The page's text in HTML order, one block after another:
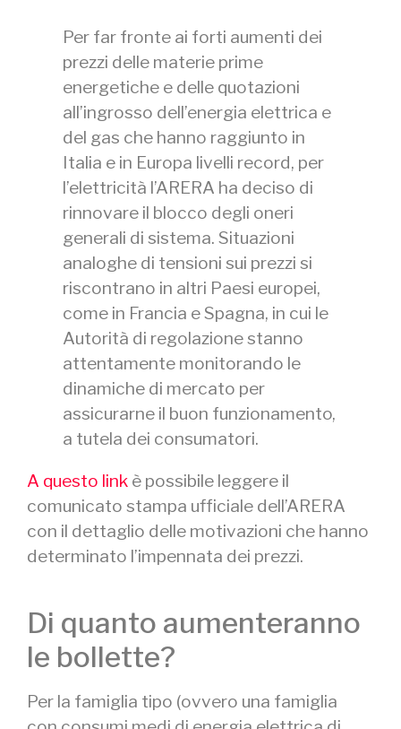
Per far fronte ai forti aumenti dei
prezzi delle materie prime
energetiche e delle quotazioni
all’ingrosso dell’energia elettrica e
del gas che hanno raggiunto in
Italia e in Europa livelli record, per
l’elettricità l’ARERA ha deciso di
rinnovare il blocco degli oneri
generali di sistema. Situazioni
analoghe di tensioni sui prezzi si
riscontrano in altri Paesi europei,
come in Francia e Spagna, in cui le
Autorità di regolazione stanno
attentamente monitorando le
dinamiche di mercato per
assicurarne il buon funzionamento,
a tutela dei consumatori.
A questo link è possibile leggere il
comunicato stampa ufficiale dell’ARERA
con il dettaglio delle motivazioni che hanno
determinato l’impennata dei prezzi.
Di quanto aumenteranno
le bollette?
Per la famiglia tipo (ovvero una famiglia